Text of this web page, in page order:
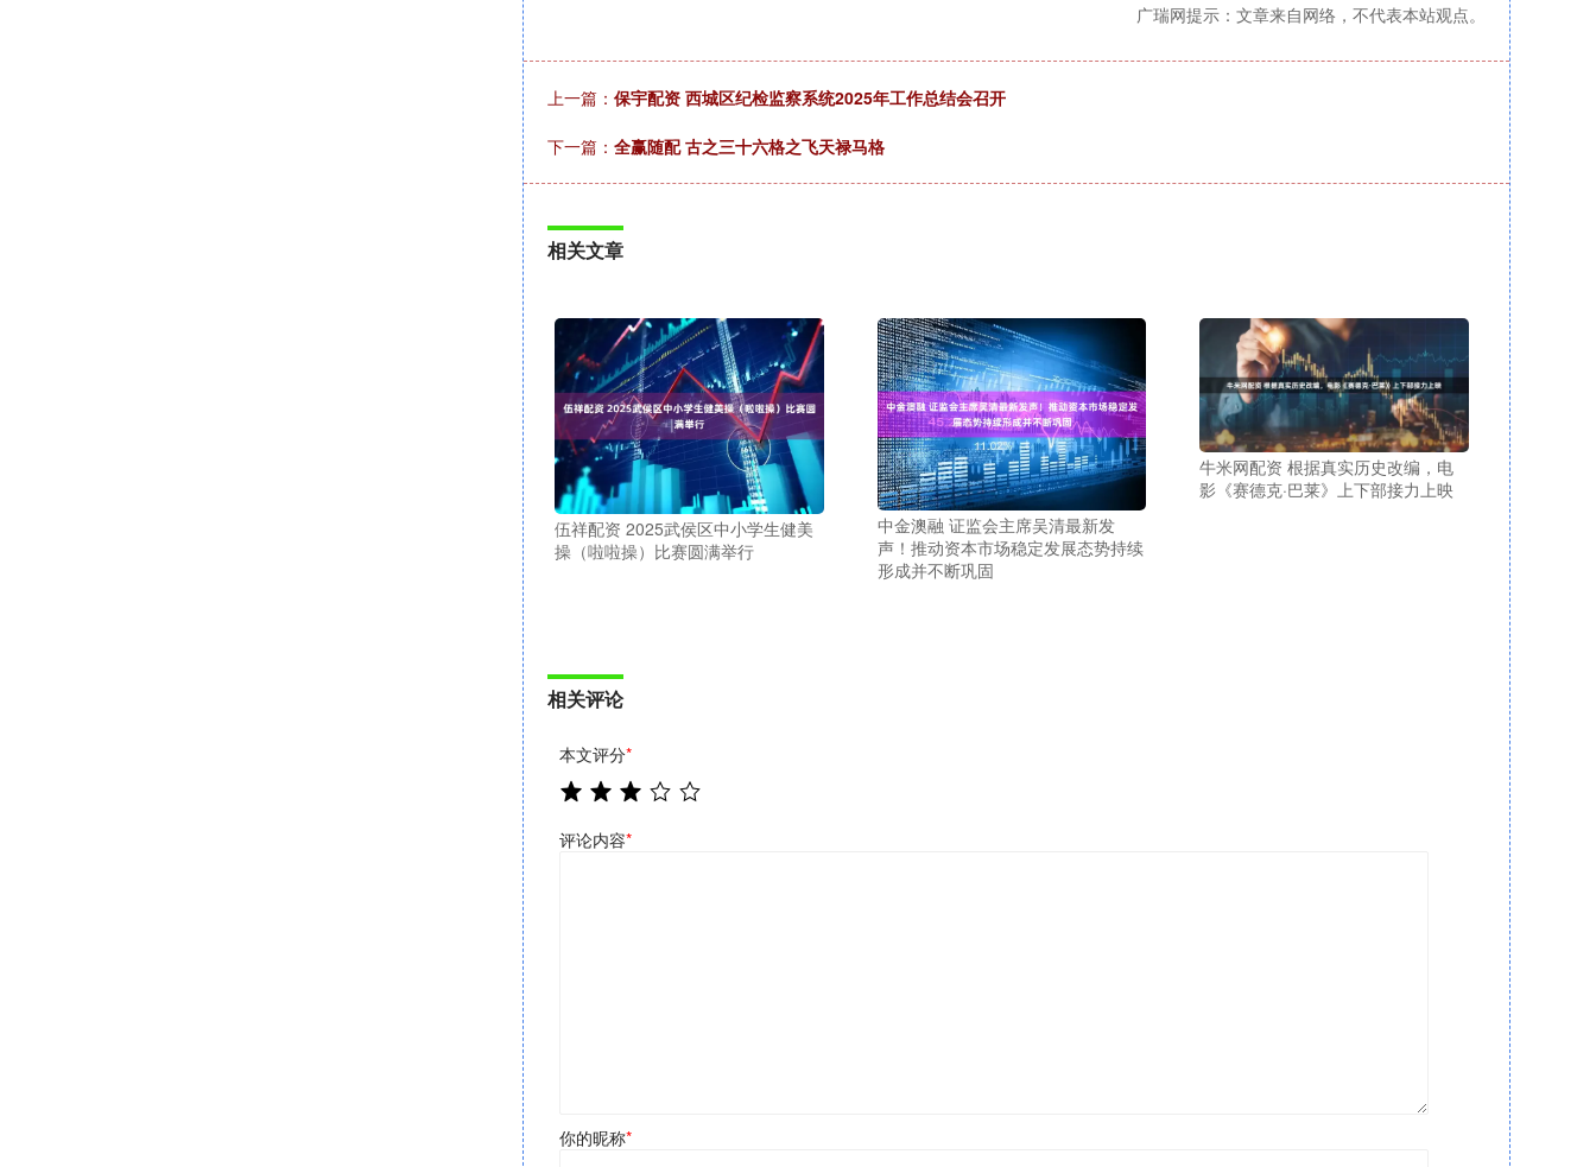
广瑞网提示：文章来自网络，不代表本站观点。
上一篇： 保宇配资 西城区纪检监察系统2025年工作总结会召开
下一篇： 全赢随配 古之三十六格之飞天禄马格
相关文章
伍祥配资 2025武侯区中小学生健美
操（啦啦操）比赛圆满举行
中金澳融 证监会主席吴清最新发
声！推动资本市场稳定发展态势持续
形成并不断巩固
牛米网配资 根据真实历史改编，电
影《赛德克·巴莱》上下部接力上映
相关评论
本文评分*
评论内容*
你的昵称*